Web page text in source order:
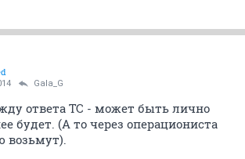
Gala_G
ответа ТС - может быть лично
будет. (А то через операциониста
возьмут).